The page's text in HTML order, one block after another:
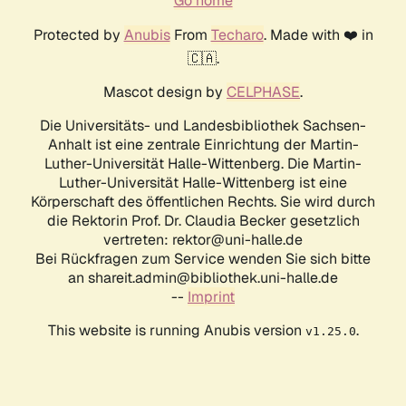
Protected by AnubisFrom Techaro. Made with ❤️ in
🇨🇦.
Mascot design by CELPHASE.
Die Universitäts- und Landesbibliothek Sachsen-
Anhalt ist eine zentrale Einrichtung der Martin-
Luther-Universität Halle-Wittenberg. Die Martin-
Luther-Universität Halle-Wittenberg ist eine
Körperschaft des öffentlichen Rechts. Sie wird durch
die Rektorin Prof. Dr. Claudia Becker gesetzlich
vertreten: rektor@uni-halle.de
Bei Rückfragen zum Service wenden Sie sich bitte
an shareit.admin@bibliothek.uni-halle.de
-- Imprint
This website is running Anubis version v1.25.0.